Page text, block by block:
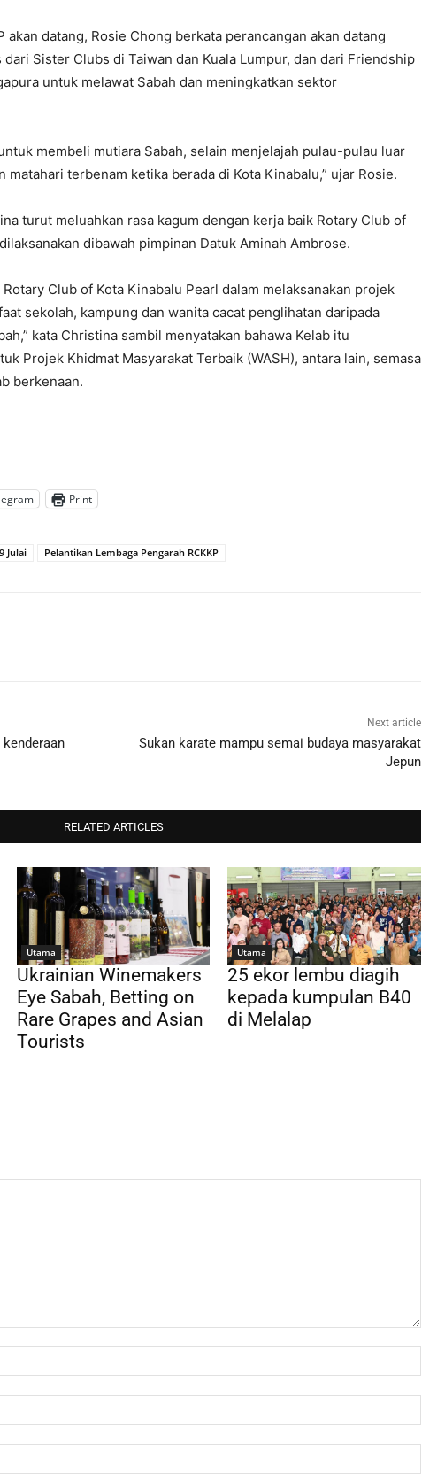
akan datang, Rosie Chong berkata perancangan akan datang
Sister Clubs di Taiwan dan Kuala Lumpur, dan dari Friendship
untuk melawat Sabah dan meningkatkan sektor
membeli mutiara Sabah, selain menjelajah pulau-pulau luar
terbenam ketika berada di Kota Kinabalu,” ujar Rosie.
turut meluahkan rasa kagum dengan kerja baik Rotary Club of
dibawah pimpinan Datuk Aminah Ambrose.
Club of Kota Kinabalu Pearl dalam melaksanakan projek
sekolah, kampung dan wanita cacat penglihatan daripada
kata Christina sambil menyatakan bahawa Kelab itu
Projek Khidmat Masyarakat Terbaik (WASH), antara lain, semasa
berkenaan.
Print
Julai Pelantikan Lembaga Pengarah RCKKP
Next article
Sukan karate mampu semai budaya masyarakat
Jepun
RELATED ARTICLES
Utama
Ukrainian Winemakers
Eye Sabah, Betting on
Rare Grapes and Asian
Tourists
Utama
25 ekor lembu diagih
kepada kumpulan B40
di Melalap